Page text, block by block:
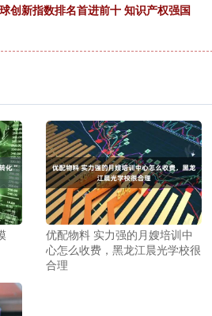
创新指数排名首进前十 知识产权强国
优配物料 实力强的月嫂培训中
心怎么收费，黑龙江晨光学校很
合理